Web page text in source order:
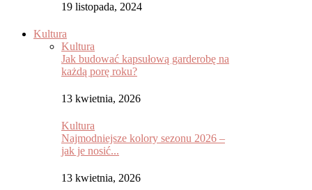
19 listopada, 2024
Kultura
Kultura
Jak budować kapsułową garderobę na
każdą porę roku?
13 kwietnia, 2026
Kultura
Najmodniejsze kolory sezonu 2026 –
jak je nosić...
13 kwietnia, 2026